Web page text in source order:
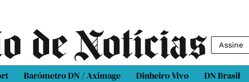
Assine
Barómetro DN / Aximage Dinheiro Vivo DN Brasil